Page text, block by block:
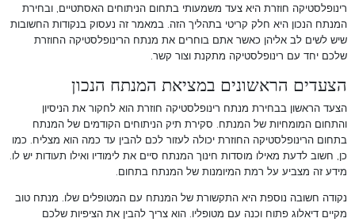
רינופלסטיקה חוזרת היא צעד משמעותי בתחום הניתוחים האסתטיים, ובחירת
המנתח הנכון היא חלק קריטי בתהליך הזה. במאמר זה נעסוק בנקודות החשובות
שיש לשים לב אליהן כאשר אתם בוחרים את מנתח הרינופלסטיקה החוזרת
שלכם יחד עם רינופלסטיקה מתקנת וצור קשר.
הצעדים הראשונים במציאת המנתח הנכון
הצעד הראשון בבחירת מנתח רינופלסטיקה חוזרת הוא לחקור את הניסיון
והתחום המומחיות של המנתח. סקירת תיק הניתוחים הקודמים של המנתח
בתחום הרינופלסטיקה החוזרת יכולה לעזור לכם להבין עד כמה הוא מצליח. כמו
כן, חשוב לדעת מאילו מוסדות חינוך המנתח סיים את לימודיו ואילו תעודות יש לו.
מידע זה מצביע על רמת המיומנות של המנתח בתחום.
נקודה חשובה נוספת היא התקשורת של המנתח עם המטופלים שלו. מנתח טוב
מקיים דיאלוג פתוח וכנה עם מטופליו. הוא צריך להבין את הציפיות שלכם